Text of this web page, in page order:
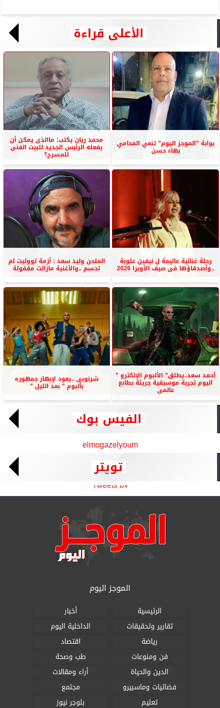
الأعلى قراءة
بوابة ”الموجز اليوم” تنعي المحامي
بهاء حسن
محمد ريان يكتب: ماالذى يمكن أن
يفعله الرئيس الجديد للبيت الفنى
للمسرح؟
رحلة غنائية عاليمة ل نيفين علوبة
..وأصدقاؤها فى صيف الأوبرا 2026
الملحن وليد سعد : أزمة تووليت لم
تحسم ..والأغنية مازالت مقفولة
أحمد سعد..يطلق” الألبوم الإلكترو ”
اليوم تجربة موسيقية جريئة بطابع
عالمى
شرنوبى ..يعود لإبهار جمهوره
بألبوم ” بعد الليل ”
الفيس بوك
elmogazelyoum
تويتر
Tweets by
الموجز اليوم
الرئيسية
أخبار
تقارير وتحقيقات
الداخلية اليوم
رياضة
اقتصاد
فن ومنوعات
طب وصحة
الدين والحياة
أراء ومقالات
فضائيات وماسبيرو
مجتمع
تعليم
بلوجر نيوز